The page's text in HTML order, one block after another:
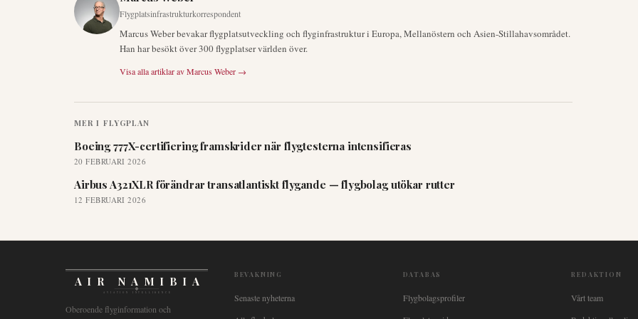
Flygplatsinfrastrukturkorrespondent
Marcus Weber bevakar flygplatsutveckling och flyginfrastruktur i Europa, Mellanöstern och Asien-Stillahavsområdet.
Han har besökt över 300 flygplatser världen över.
Visa alla artiklar avMarcus Weber →
MER I FLYGPLAN
Boeing 777X-certifiering framskrider när flygtesterna intensifieras
20 FEBRUARI 2026
Airbus A321XLR förändrar transatlantiskt flygande — flygbolag utökar rutter
12 FEBRUARI 2026
AIR NAMIBIA
AVIATION INTELLIGENCE
Oberoende flyginformation och
BEVAKNING
Senaste nyheterna
DATABAS
Flygbolagsprofiler
REDAKTION
Vårt team